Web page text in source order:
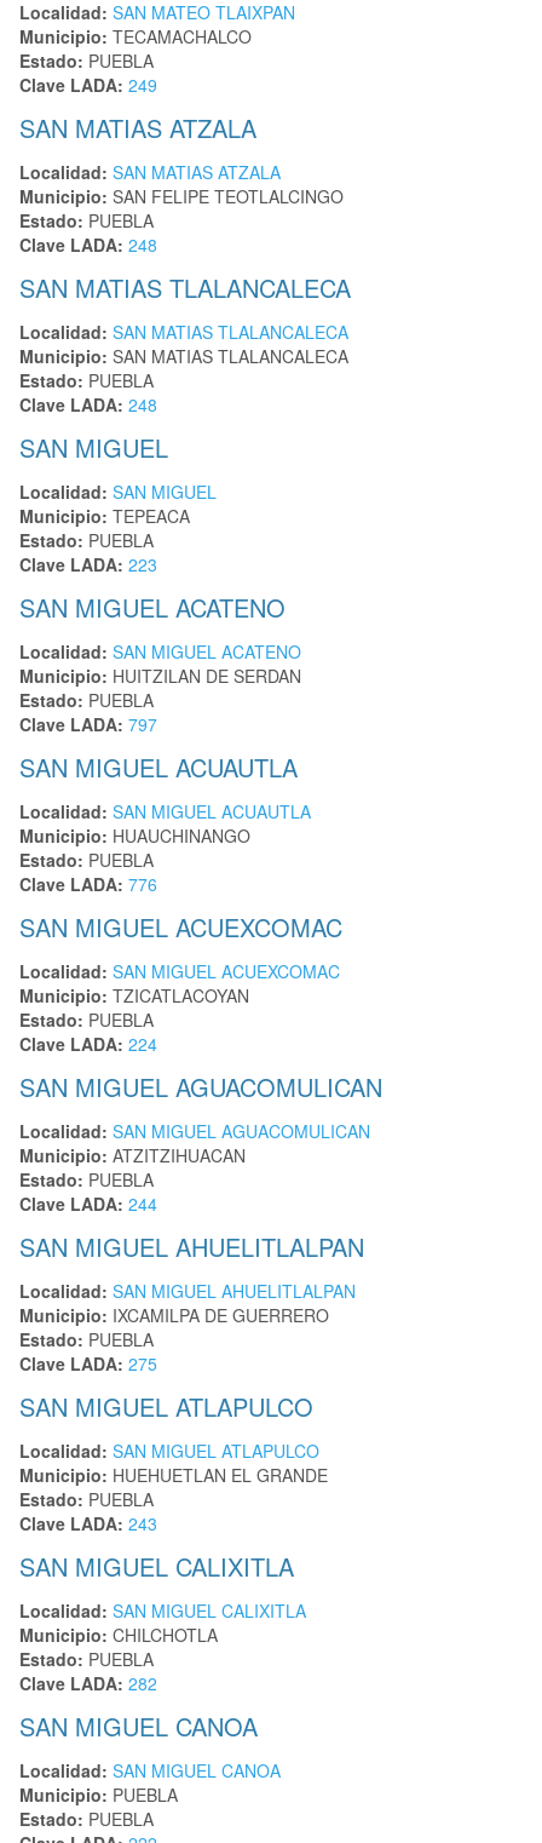
Localidad: SAN MATEO TLAIXPAN
Municipio: TECAMACHALCO
Estado: PUEBLA
Clave LADA: 249
SAN MATIAS ATZALA
Localidad: SAN MATIAS ATZALA
Municipio: SAN FELIPE TEOTLALCINGO
Estado: PUEBLA
Clave LADA: 248
SAN MATIAS TLALANCALECA
Localidad: SAN MATIAS TLALANCALECA
Municipio: SAN MATIAS TLALANCALECA
Estado: PUEBLA
Clave LADA: 248
SAN MIGUEL
Localidad: SAN MIGUEL
Municipio: TEPEACA
Estado: PUEBLA
Clave LADA: 223
SAN MIGUEL ACATENO
Localidad: SAN MIGUEL ACATENO
Municipio: HUITZILAN DE SERDAN
Estado: PUEBLA
Clave LADA: 797
SAN MIGUEL ACUAUTLA
Localidad: SAN MIGUEL ACUAUTLA
Municipio: HUAUCHINANGO
Estado: PUEBLA
Clave LADA: 776
SAN MIGUEL ACUEXCOMAC
Localidad: SAN MIGUEL ACUEXCOMAC
Municipio: TZICATLACOYAN
Estado: PUEBLA
Clave LADA: 224
SAN MIGUEL AGUACOMULICAN
Localidad: SAN MIGUEL AGUACOMULICAN
Municipio: ATZITZIHUACAN
Estado: PUEBLA
Clave LADA: 244
SAN MIGUEL AHUELITLALPAN
Localidad: SAN MIGUEL AHUELITLALPAN
Municipio: IXCAMILPA DE GUERRERO
Estado: PUEBLA
Clave LADA: 275
SAN MIGUEL ATLAPULCO
Localidad: SAN MIGUEL ATLAPULCO
Municipio: HUEHUETLAN EL GRANDE
Estado: PUEBLA
Clave LADA: 243
SAN MIGUEL CALIXITLA
Localidad: SAN MIGUEL CALIXITLA
Municipio: CHILCHOTLA
Estado: PUEBLA
Clave LADA: 282
SAN MIGUEL CANOA
Localidad: SAN MIGUEL CANOA
Municipio: PUEBLA
Estado: PUEBLA